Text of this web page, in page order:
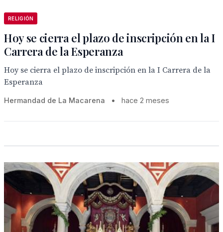
RELIGIÓN
Hoy se cierra el plazo de inscripción en la I
Carrera de la Esperanza
Hoy se cierra el plazo de inscripción en la I Carrera de la
Esperanza
Hermandad de La Macarena • hace 2 meses